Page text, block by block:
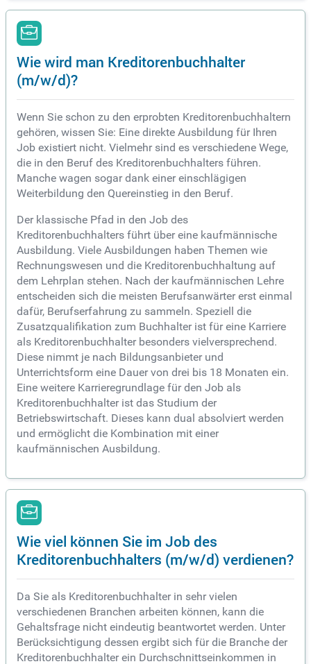
Wie wird man Kreditorenbuchhalter
(m/w/d)?
Wenn Sie schon zu den erprobten Kreditorenbuchhaltern
gehören, wissen Sie: Eine direkte Ausbildung für Ihren
Job existiert nicht. Vielmehr sind es verschiedene Wege,
die in den Beruf des Kreditorenbuchhalters führen.
Manche wagen sogar dank einer einschlägigen
Weiterbildung den Quereinstieg in den Beruf.
Der klassische Pfad in den Job des
Kreditorenbuchhalters führt über eine kaufmännische
Ausbildung. Viele Ausbildungen haben Themen wie
Rechnungswesen und die Kreditorenbuchhaltung auf
dem Lehrplan stehen. Nach der kaufmännischen Lehre
entscheiden sich die meisten Berufsanwärter erst einmal
dafür, Berufserfahrung zu sammeln. Speziell die
Zusatzqualifikation zum Buchhalter ist für eine Karriere
als Kreditorenbuchhalter besonders vielversprechend.
Diese nimmt je nach Bildungsanbieter und
Unterrichtsform eine Dauer von drei bis 18 Monaten ein.
Eine weitere Karrieregrundlage für den Job als
Kreditorenbuchhalter ist das Studium der
Betriebswirtschaft. Dieses kann dual absolviert werden
und ermöglicht die Kombination mit einer
kaufmännischen Ausbildung.
Wie viel können Sie im Job des
Kreditorenbuchhalters (m/w/d) verdienen?
Da Sie als Kreditorenbuchhalter in sehr vielen
verschiedenen Branchen arbeiten können, kann die
Gehaltsfrage nicht eindeutig beantwortet werden. Unter
Berücksichtigung dessen ergibt sich für die Branche der
Kreditorenbuchhalter ein Durchschnittseinkommen in